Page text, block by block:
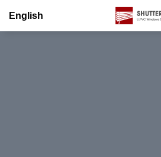
English